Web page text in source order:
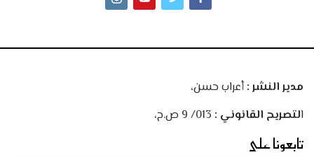
مدير النشر :أعراب حسن،
التصريح القانوني :
تابعونا على